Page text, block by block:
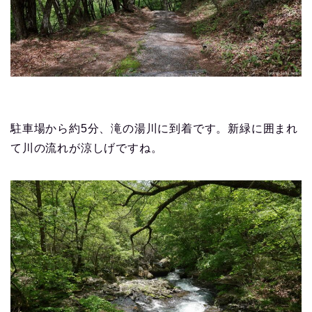
駐車場から約5分、滝の湯川に到着です。新緑に囲まれ
て川の流れが涼しげですね。